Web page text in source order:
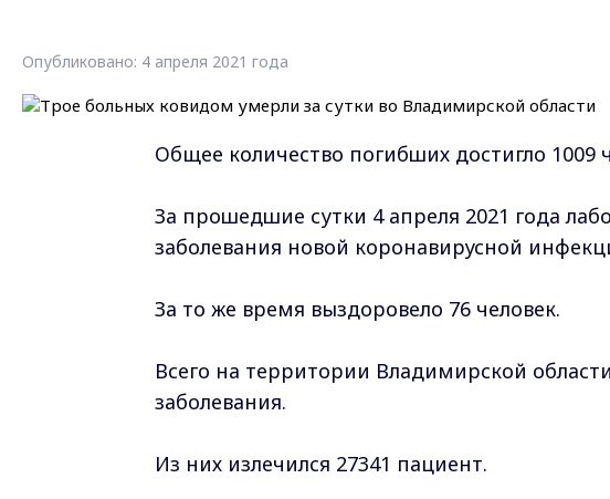
Опубликовано: 4 апреля 2021 года
Общее количество погибших достигло 1009
За прошедшие сутки 4 апреля 2021 года
заболевания новой коронавирусной
За то же время выздоровело 76 человек.
Всего на территории Владимирской
заболевания.
Из них излечился 27341 пациент.